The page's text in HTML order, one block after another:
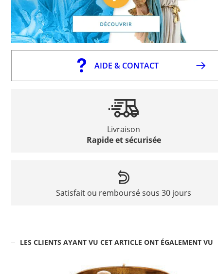
AIDE & CONTACT
Livraison
Rapide et sécurisée
Satisfait ou remboursé sous 30 jours
LES CLIENTS AYANT VU CET ARTICLE ONT ÉGALEMENT VU